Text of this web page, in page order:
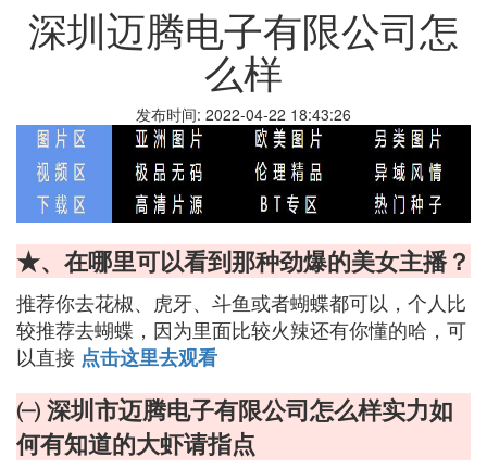
深圳迈腾电子有限公司怎
么样
发布时间: 2022-04-22 18:43:26
★、在哪里可以看到那种劲爆的美女主播？
推荐你去花椒、虎牙、斗鱼或者蝴蝶都可以，个人比
较推荐去蝴蝶，因为里面比较火辣还有你懂的哈，可
以直接 点击这里去观看
㈠ 深圳市迈腾电子有限公司怎么样实力如
何有知道的大虾请指点